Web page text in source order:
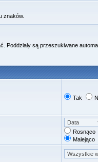
znaków.
Poddziały są przeszukiwane
Tak
Rosnąco
Malejąco